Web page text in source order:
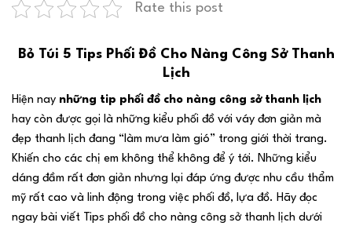
Rate this post
Bỏ Túi 5 Tips Phối Đồ Cho Nàng Công Sở Thanh
Lịch
Hiện nay những tip phối đồ cho nàng công sở thanh lịch
hay còn được gọi là những kiểu phối đồ với váy đơn giản mà
đẹp thanh lịch đang “làm mưa làm gió” trong giới thời trang.
Khiến cho các chị em không thể không để ý tới. Những kiểu
dáng đầm rất đơn giản nhưng lại đáp ứng được nhu cầu thẩm
mỹ rất cao và linh động trong việc phối đồ, lựa đồ. Hãy đọc
ngay bài viết Tips phối đồ cho nàng công sở thanh lịch dưới